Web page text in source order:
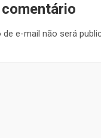
comentário
de e-mail não será